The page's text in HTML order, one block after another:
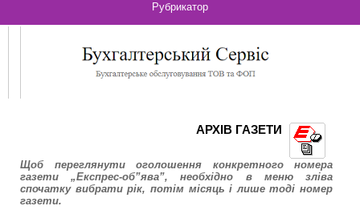
Рубрикатор
АРХІВ ГАЗЕТИ
Щоб переглянути оголошення конкретного номера
газети „Експрес-об”ява”, необхідно в меню зліва
спочатку вибрати рік, потім місяць і лише тоді номер
газети.